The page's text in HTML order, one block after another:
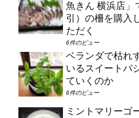
魚きん 横浜店」
引）の柵を購入
ただく
6件のビュー
ベランダで枯れ
いるスイートバ
ていくのか
6件のビュー
ミントマリーゴ